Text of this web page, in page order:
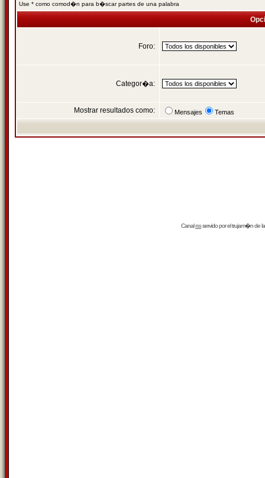
Use * como comod�n para b�scar partes de una palabra
Foro:
Categor�a:
Mostrar resultados como: Mensajes Temas
Canalrssservido por eltrujam�nde